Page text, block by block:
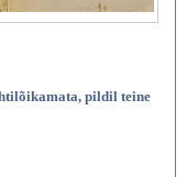
pildil teine